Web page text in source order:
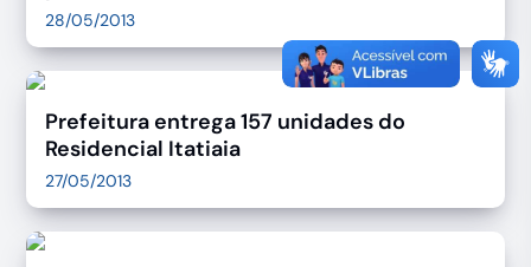
28/05/2013
Prefeitura entrega 157 unidades do
Residencial Itatiaia
27/05/2013